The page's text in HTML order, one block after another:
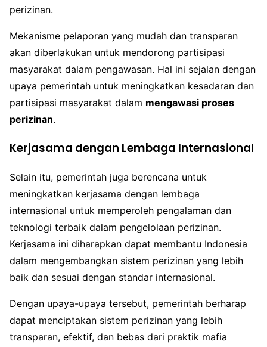
perizinan.
Mekanisme pelaporan yang mudah dan transparan
akan diberlakukan untuk mendorong partisipasi
masyarakat dalam pengawasan. Hal ini sejalan dengan
upaya pemerintah untuk meningkatkan kesadaran dan
partisipasi masyarakat dalam mengawasi proses
perizinan.
Kerjasama dengan Lembaga Internasional
Selain itu, pemerintah juga berencana untuk
meningkatkan kerjasama dengan lembaga
internasional untuk memperoleh pengalaman dan
teknologi terbaik dalam pengelolaan perizinan.
Kerjasama ini diharapkan dapat membantu Indonesia
dalam mengembangkan sistem perizinan yang lebih
baik dan sesuai dengan standar internasional.
Dengan upaya-upaya tersebut, pemerintah berharap
dapat menciptakan sistem perizinan yang lebih
transparan, efektif, dan bebas dari praktik mafia